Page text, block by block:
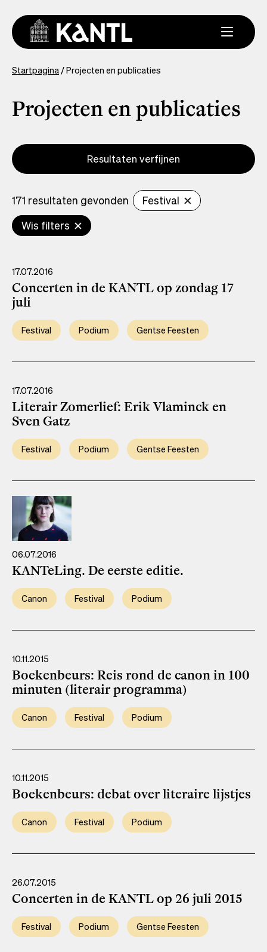
naar
inhoud
You
here
Startpagina Projecten en publicaties
Projecten en publicaties
Resultaten verfijnen
171 resultaten gevonden
Festival
Wis filters
17.07.2016
Concerten in de KANTL op zondag 17
juli
Festival Podium Gentse Feesten
17.07.2016
Literair Zomerlief: Erik Vlaminck en
Sven Gatz
Festival Podium Gentse Feesten
06.07.2016
KANTeLing. De eerste editie.
Canon Festival Podium
10.11.2015
Boekenbeurs: Reis rond de canon in 100
minuten (literair programma)
Canon Festival Podium
10.11.2015
Boekenbeurs: debat over literaire lijstjes
Canon Festival Podium
26.07.2015
Concerten in de KANTL op 26 juli 2015
Festival Podium Gentse Feesten